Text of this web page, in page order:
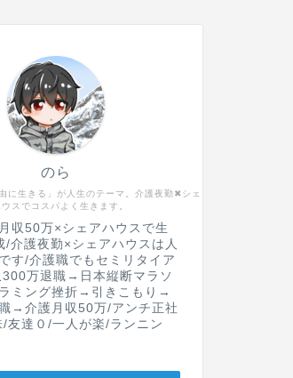
に生きる」が人生のテーマ。介護夜勤✖︎シェ
ウスでコスパよく生きます。
のら
収50万×シェアハウスで生
/介護夜勤×シェアハウスは人
す/介護職でもセミリタイア
300万退職→日本縦断マラソ
ミング挫折→引きこもり→
→介護月収50万/アンチ正社
/友達０/一人が楽/ランニン